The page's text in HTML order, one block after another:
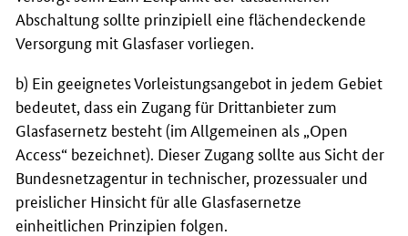
Abschaltung sollte prinzipiell eine flächendeckende
Versorgung mit Glasfaser vorliegen.
b) Ein geeignetes Vorleistungsangebot in jedem Gebiet
bedeutet, dass ein Zugang für Drittanbieter zum
Glasfasernetz besteht (im Allgemeinen als „Open
Access“ bezeichnet). Dieser Zugang sollte aus Sicht der
Bundesnetzagentur in technischer, prozessualer und
preislicher Hinsicht für alle Glasfasernetze
einheitlichen Prinzipien folgen.